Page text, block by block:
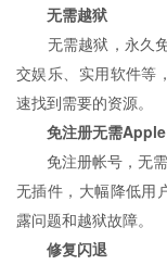
无需越狱
无需越狱，永久免
交娱乐、实用软件等
速找到需要的资源。
免注册无需Apple
免注册帐号，无需
无插件，大幅降低用
露问题和越狱故障。
修复闪退